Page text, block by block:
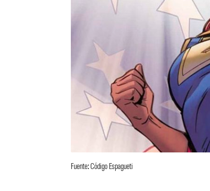
Fuente: Código Espagueti